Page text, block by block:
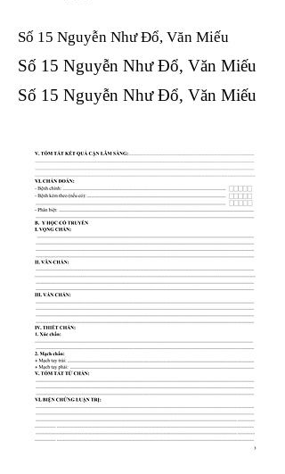
Số 15 Nguyễn Như Đổ, Văn Miếu​​​​
Số 15 Nguyễn Như Đổ, Văn Miếu​​​​
Số 15 Nguyễn Như Đổ, Văn Miếu​​​​